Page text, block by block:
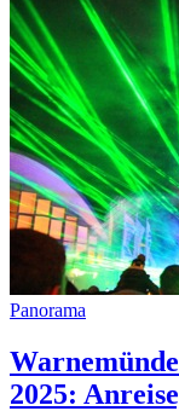
Panorama
2025: